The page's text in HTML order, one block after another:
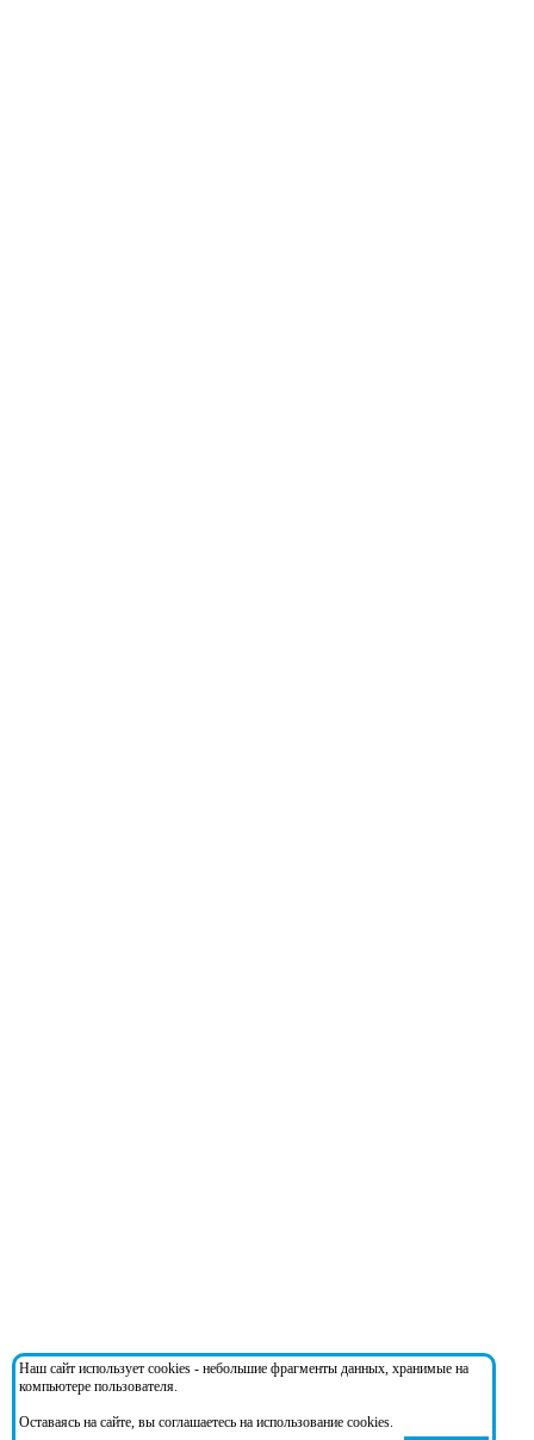
Наш сайт использует cookies - небольшие фрагменты данных, хранимые на
компьютере пользователя.
Оставаясь на сайте, вы соглашаетесь на использование cookies.